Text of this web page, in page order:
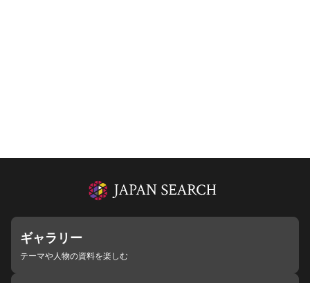
ギャラリー
テーマや人物の資料を楽しむ